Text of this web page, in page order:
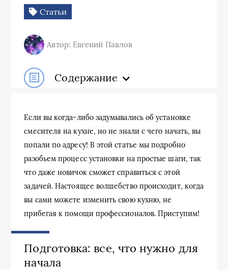
Статьи
Автор: Евгений Павлов
Содержание
Если вы когда-либо задумывались об установке
смесителя на кухне, но не знали с чего начать, вы
попали по адресу! В этой статье мы подробно
разобьем процесс установки на простые шаги, так
что даже новичок сможет справиться с этой
задачей. Настоящее волшебство происходит, когда
вы сами можете изменить свою кухню, не
прибегая к помощи профессионалов. Приступим!
Подготовка: все, что нужно для
начала